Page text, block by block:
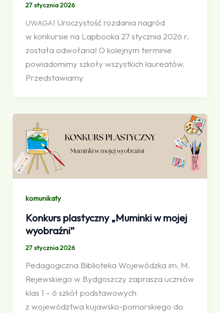
27 stycznia 2026
UWAGA! Uroczystość rozdania nagród
w konkursie na Lapbooka 27 stycznia 2026 r.
została odwołana! O kolejnym terminie
powiadomimy szkoły wszystkich laureatów.
Przedstawiamy
komunikaty
Konkurs plastyczny „Muminki w mojej
wyobraźni”
27 stycznia 2026
Pedagogiczna Biblioteka Wojewódzka im. M.
Rejewskiego w Bydgoszczy zaprasza uczniów
klas 1 – 6 szkół podstawowych
z województwa kujawsko-pomorskiego do